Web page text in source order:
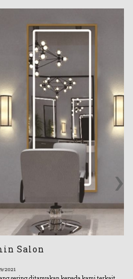
Salon
2021
›